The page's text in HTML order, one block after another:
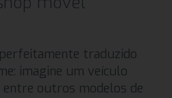
traduzido
imagine um veículo
outros modelos de